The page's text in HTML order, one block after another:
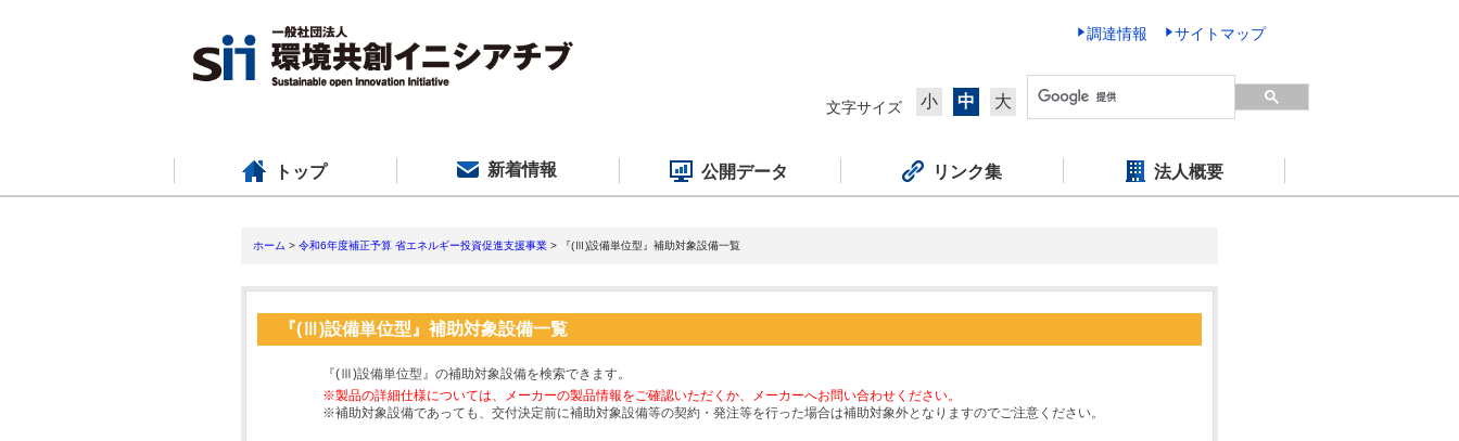
調達情報 サイトマップ
文字サイズ 小 中 大
トップ 新着情報 公開データ リンク集 法人概要
ホーム > 令和6年度補正予算 省エネルギー投資促進支援事業 > 『(Ⅲ)設備単位型』補助対象設備一覧
『(Ⅲ)設備単位型』補助対象設備一覧
『(Ⅲ)設備単位型』の補助対象設備を検索できます。
※製品の詳細仕様については、メーカーの製品情報をご確認いただくか、メーカーへお問い合わせください。
※補助対象設備であっても、交付決定前に補助対象設備等の契約・発注等を行った場合は補助対象外となりますのでご注意ください。